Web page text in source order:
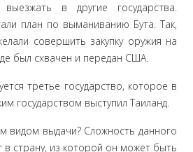
в другие государства.
план по выма­ниванию Бута. Так,
совершить закупку оружия на
был схвачен и передан США.
третье государство, которое в
государством выступил Таиланд.
видом выдачи? Сложность данного
в страну, из которой он может быть